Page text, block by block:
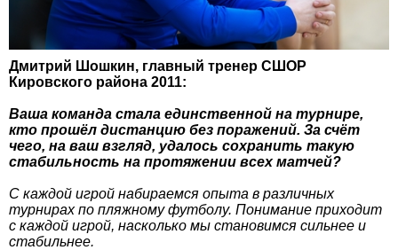
Дмитрий Шошкин, главный тренер СШОР
Кировского района 2011:
Ваша команда стала единственной на турнире,
кто прошёл дистанцию без поражений. За счёт
чего, на ваш взгляд, удалось сохранить такую
стабильность на протяжении всех матчей?
С каждой игрой набираемся опыта в различных
турнирах по пляжному футболу. Понимание приходит
с каждой игрой, насколько мы становимся сильнее и
стабильнее.